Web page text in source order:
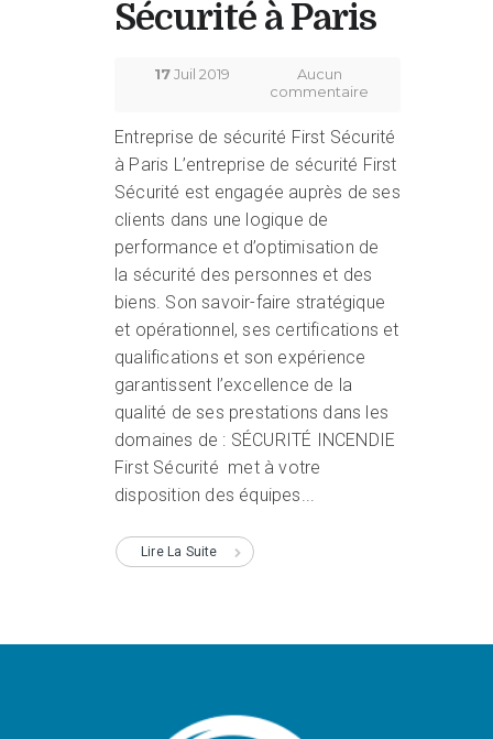
Sécurité à Paris
17Juil 2019
Aucun
commentaire
Entreprise de sécurité First Sécurité
à Paris L’entreprise de sécurité First
Sécurité est engagée auprès de ses
clients dans une logique de
performance et d’optimisation de
la sécurité des personnes et des
biens. Son savoir-faire stratégique
et opérationnel, ses certifications et
qualifications et son expérience
garantissent l’excellence de la
qualité de ses prestations dans les
domaines de : SÉCURITÉ INCENDIE
First Sécurité met à votre
disposition des équipes...
Lire La Suite